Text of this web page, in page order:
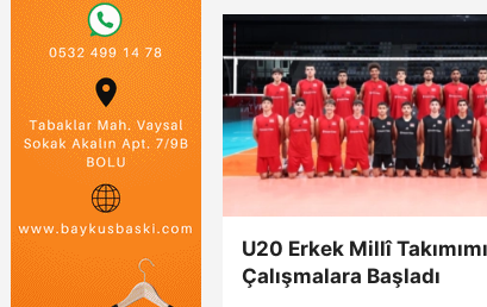
U20 Erkek Millî
Çalışmalara Başladı